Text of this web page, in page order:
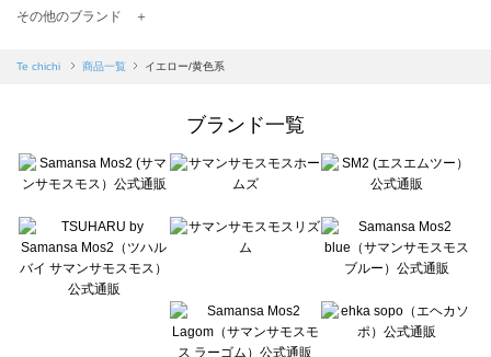
TSUHARU by Samansa Mos2（ツハルバイサマンサモスモス）の一覧
Samansa Mos2 blue（サマンサモスモス ブルー）の一覧
Te chichi（テチチ）の一覧
Te chichi CLASSIC（テチチ クラシック）の一覧
Lugnoncure（ルノンキュール）の一覧
BETTY'S BLUE（べティーズブルー）の一覧
Wpc.（ワールドパーティー）の一覧
その他のブランド ＋
Te chichi 商品一覧 イエロー/黄色系
ブランド一覧